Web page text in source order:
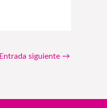
Entrada siguiente →